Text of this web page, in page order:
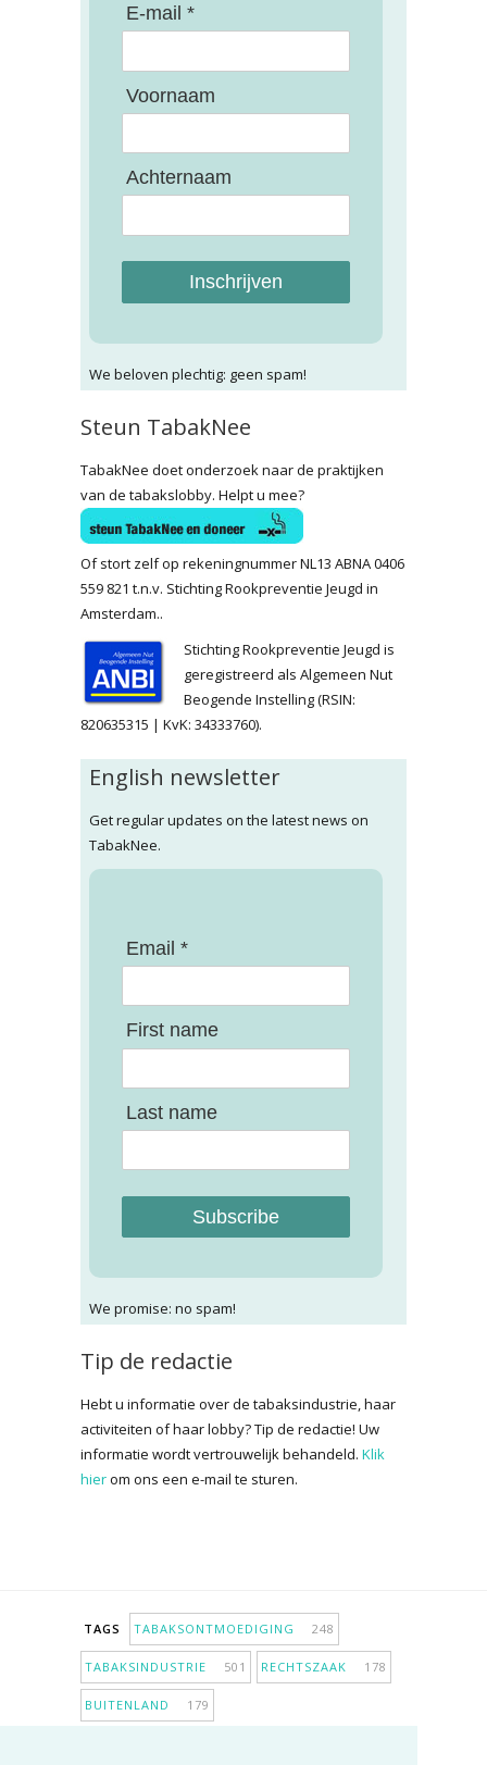
E-mail *
Voornaam
Achternaam
Inschrijven
We beloven plechtig: geen spam!
Steun TabakNee
TabakNee doet onderzoek naar de praktijken
van de tabakslobby. Helpt u mee?
Of stort zelf op rekeningnummer NL13 ABNA 0406
559 821 t.n.v. Stichting Rookpreventie Jeugd in
Amsterdam..
Stichting Rookpreventie Jeugd is
geregistreerd als Algemeen Nut
Beogende Instelling (RSIN:
820635315 | KvK: 34333760).
English newsletter
Get regular updates on the latest news on
TabakNee.
Email *
First name
Last name
Subscribe
We promise: no spam!
Tip de redactie
Hebt u informatie over de tabaksindustrie, haar
activiteiten of haar lobby? Tip de redactie! Uw
informatie wordt vertrouwelijk behandeld. Klik
hierom ons een e-mail te sturen.
TAGS TABAKSONTMOEDIGING 248
TABAKSINDUSTRIE 501 RECHTSZAAK 178
BUITENLAND 179